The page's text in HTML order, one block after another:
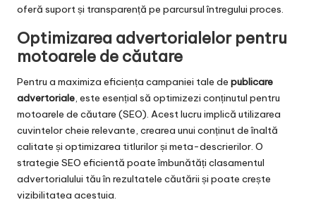
oferă suport și transparență pe parcursul întregului proces.
Optimizarea advertorialelor pentru
motoarele de căutare
Pentru a maximiza eficiența campaniei tale de publicare
advertoriale, este esențial să optimizezi conținutul pentru
motoarele de căutare (SEO). Acest lucru implică utilizarea
cuvintelor cheie relevante, crearea unui conținut de înaltă
calitate și optimizarea titlurilor și meta-descrierilor. O
strategie SEO eficientă poate îmbunătăți clasamentul
advertorialului tău în rezultatele căutării și poate crește
vizibilitatea acestuia.